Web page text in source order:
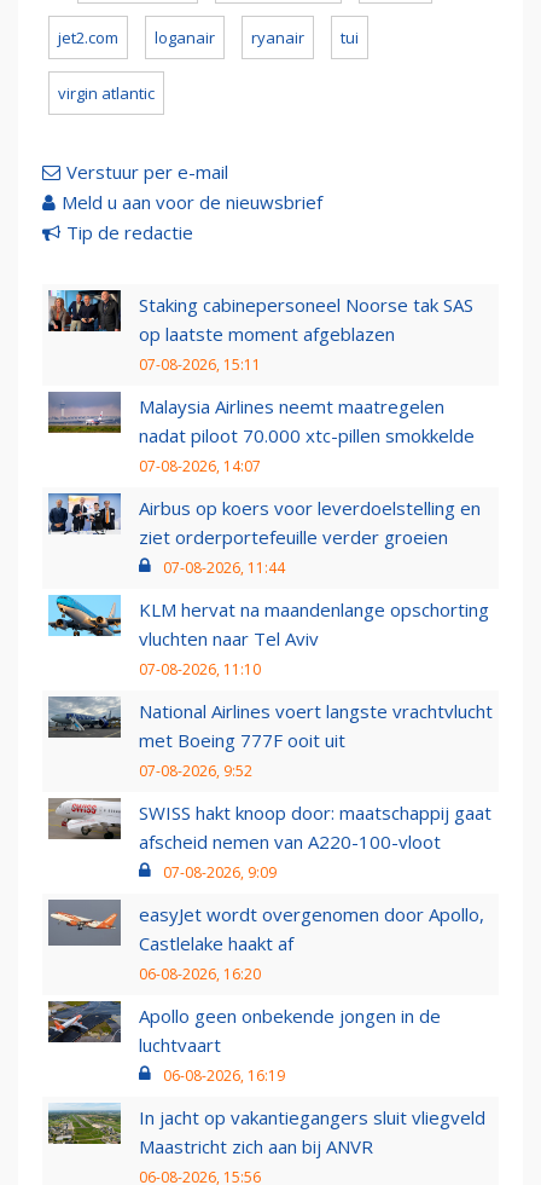
jet2.com loganair ryanair tui
virgin atlantic
Verstuur per e-mail
Meld u aan voor de nieuwsbrief
Tip de redactie
Staking cabinepersoneel Noorse tak SAS
op laatste moment afgeblazen
07-08-2026, 15:11
Malaysia Airlines neemt maatregelen
nadat piloot 70.000 xtc-pillen smokkelde
07-08-2026, 14:07
Airbus op koers voor leverdoelstelling en
ziet orderportefeuille verder groeien
07-08-2026, 11:44
KLM hervat na maandenlange opschorting
vluchten naar Tel Aviv
07-08-2026, 11:10
National Airlines voert langste vrachtvlucht
met Boeing 777F ooit uit
07-08-2026, 9:52
SWISS hakt knoop door: maatschappij gaat
afscheid nemen van A220-100-vloot
07-08-2026, 9:09
easyJet wordt overgenomen door Apollo,
Castlelake haakt af
06-08-2026, 16:20
Apollo geen onbekende jongen in de
luchtvaart
06-08-2026, 16:19
In jacht op vakantiegangers sluit vliegveld
Maastricht zich aan bij ANVR
06-08-2026, 15:56